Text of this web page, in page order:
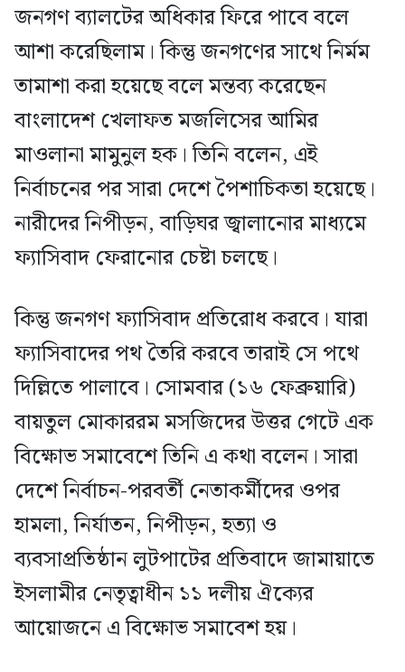
জনগণ ব্যালটের অধিকার ফিরে পাবে বলে
আশা করেছিলাম। কিন্তু জনগণের সাথে নির্মম
তামাশা করা হয়েছে বলে মন্তব্য করেছেন
বাংলাদেশ খেলাফত মজলিসের আমির
মাওলানা মামুনুল হক। তিনি বলেন, এই
নির্বাচনের পর সারা দেশে পৈশাচিকতা হয়েছে।
নারীদের নিপীড়ন, বাড়িঘর জ্বালানোর মাধ্যমে
ফ্যাসিবাদ ফেরানোর চেষ্টা চলছে।
কিন্তু জনগণ ফ্যাসিবাদ প্রতিরোধ করবে। যারা
ফ্যাসিবাদের পথ তৈরি করবে তারাই সে পথে
দিল্লিতে পালাবে। সোমবার (১৬ ফেব্রুয়ারি)
বায়তুল মোকাররম মসজিদের উত্তর গেটে এক
বিক্ষোভ সমাবেশে তিনি এ কথা বলেন। সারা
দেশে নির্বাচন-পরবর্তী নেতাকর্মীদের ওপর
হামলা, নির্যাতন, নিপীড়ন, হত্যা ও
ব্যবসাপ্রতিষ্ঠান লুটপাটের প্রতিবাদে জামায়াতে
ইসলামীর নেতৃত্বাধীন ১১ দলীয় ঐক্যের
আয়োজনে এ বিক্ষোভ সমাবেশ হয়।